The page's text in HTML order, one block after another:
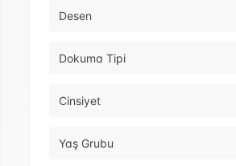
Desen
Dokuma Tipi
Cinsiyet
Yaş Grubu